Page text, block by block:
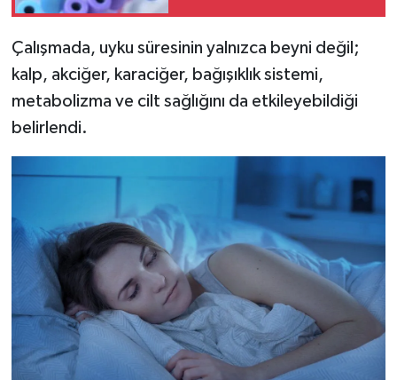
Çalışmada, uyku süresinin yalnızca beyni değil;
kalp, akciğer, karaciğer, bağışıklık sistemi,
metabolizma ve cilt sağlığını da etkileyebildiği
belirlendi.